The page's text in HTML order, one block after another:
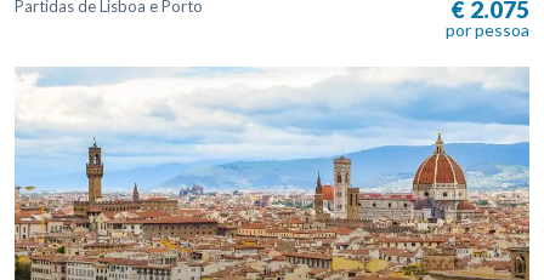
Partidas de Lisboa e Porto € 2.075
por pessoa